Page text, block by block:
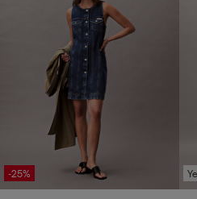
-25%